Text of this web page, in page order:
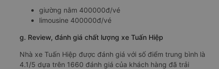
giường nằm 400000đ/vé
limousine 400000đ/vé
g. Review, đánh giá chất lượng xe Tuấn Hiệp
Nhà xe Tuấn Hiệp được đánh giá với số điểm trung bình là
4.1/5 dựa trên 1660 đánh giá của khách hàng đã trải